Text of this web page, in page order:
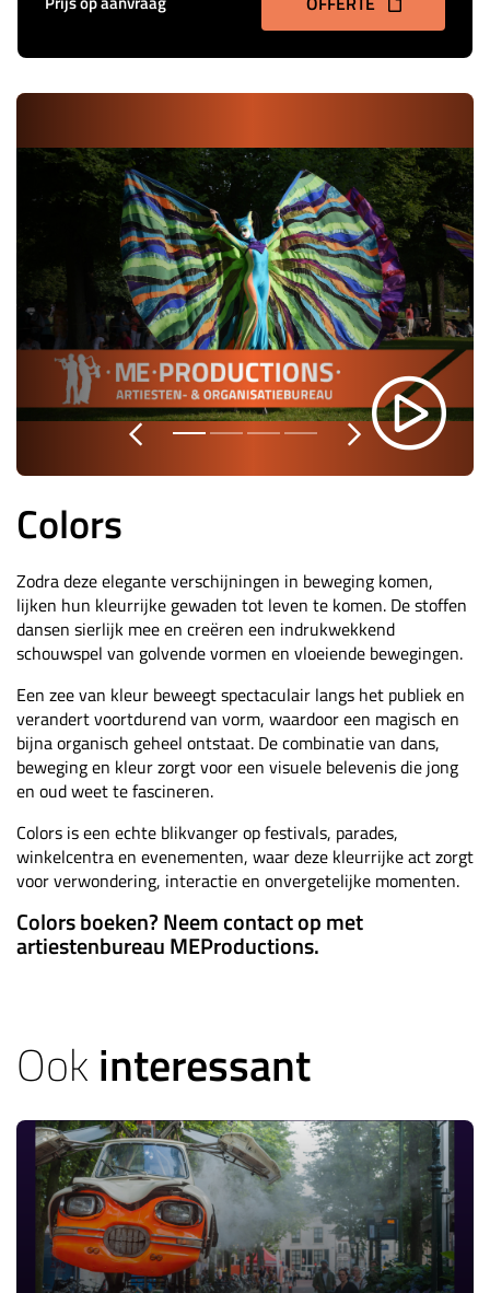
Colors
Zodra deze elegante verschijningen in beweging komen,
lijken hun kleurrijke gewaden tot leven te komen. De stoffen
dansen sierlijk mee en creëren een indrukwekkend
schouwspel van golvende vormen en vloeiende bewegingen.
Een zee van kleur beweegt spectaculair langs het publiek en
verandert voortdurend van vorm, waardoor een magisch en
bijna organisch geheel ontstaat. De combinatie van dans,
beweging en kleur zorgt voor een visuele belevenis die jong
en oud weet te fascineren.
Colors is een echte blikvanger op festivals, parades,
winkelcentra en evenementen, waar deze kleurrijke act zorgt
voor verwondering, interactie en onvergetelijke momenten.
Colors boeken? Neem contact op met
artiestenbureau MEProductions.
Ookinteressant